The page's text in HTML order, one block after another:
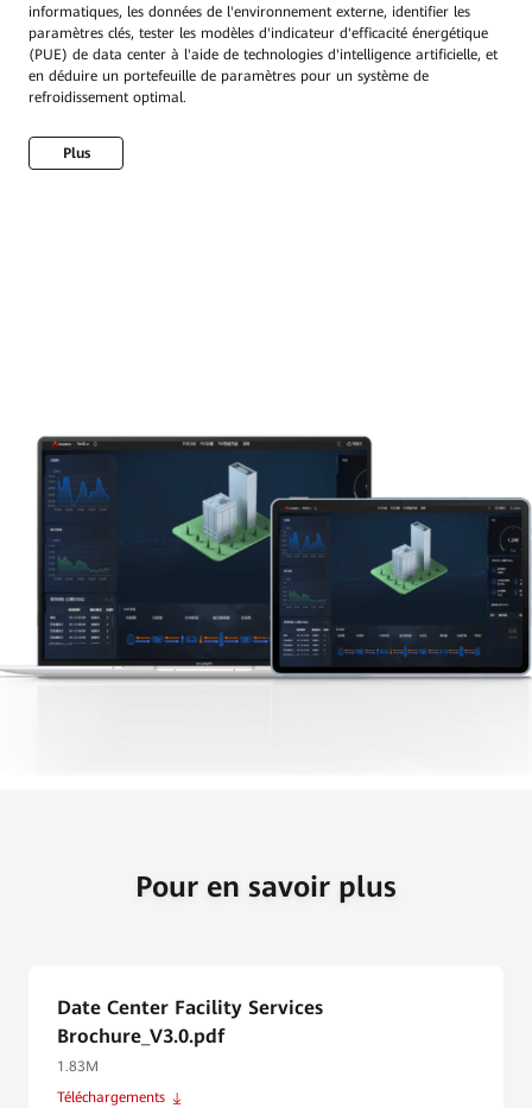
informatiques, les données de l'environnement externe, identifier les
paramètres clés, tester les modèles d'indicateur d'efficacité énergétique
(PUE) de data center à l'aide de technologies d'intelligence artificielle, et
en déduire un portefeuille de paramètres pour un système de
refroidissement optimal.
Plus
Pour en savoir plus
Date Center Facility Services
Brochure_V3.0.pdf
1.83M
Téléchargements